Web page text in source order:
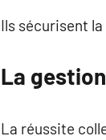
Ils sécurisent
La
La réussite